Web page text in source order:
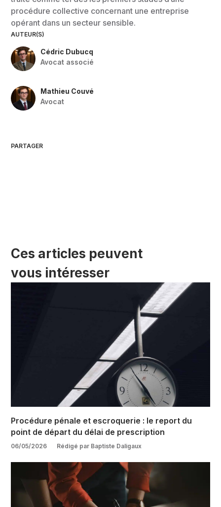
AUTEUR(S)
Cédric Dubucq
Avocat associé
Mathieu Couvé
Avocat
PARTAGER
procédure collective concernant une entreprise
opérant dans un secteur sensible.
Ces articles peuvent
vous intéresser
Procédure pénale et escroquerie : le report du
point de départ du délai de prescription
06/05/2026 Rédigé par Baptiste Daligaux